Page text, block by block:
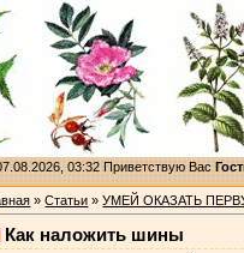
03:32Приветствую Вас
»Статьи »УМЕЙ ОКАЗАТЬ
Как наложить шины